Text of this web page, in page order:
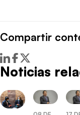
Compartir
Noticias